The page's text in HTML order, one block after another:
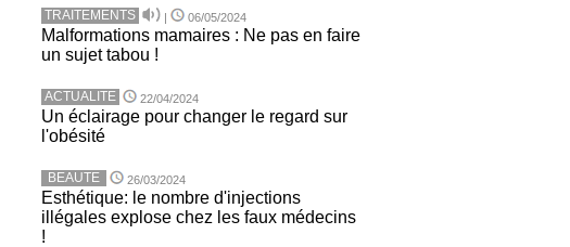
TRAITEMENTS | 06/05/2024
Malformations mamaires : Ne pas en faire
un sujet tabou !
ACTUALITE 22/04/2024
Un éclairage pour changer le regard sur
l'obésité
BEAUTE 26/03/2024
Esthétique: le nombre d'injections
illégales explose chez les faux médecins
!